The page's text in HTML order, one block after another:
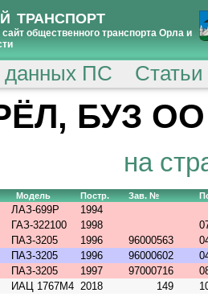
ТРАНСПОРТ
общественного транспорта Орла и
данных ПС
БУЗ ОО
на
Модель Постр. Зав. №
ЛАЗ-699Р
1994
ГАЗ-322100 1998
ПАЗ-3205 1996 96000563
ПАЗ-3205 1996 96000602
ПАЗ-3205 1997 97000716
ИАЦ 1767M4 2018 149